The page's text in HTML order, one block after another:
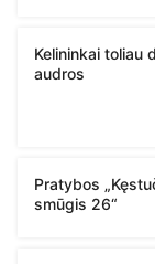
Kelininkai toliau
audros
Pratybos
smūgis 26“